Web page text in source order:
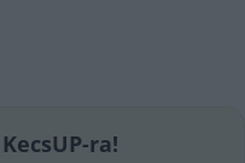
ra!